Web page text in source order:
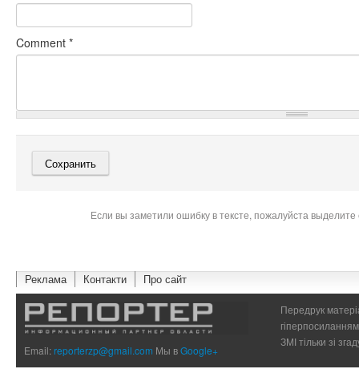
Comment *
Если вы заметили ошибку в тексте, пожалуйста
Реклама Контакти Про сайт
Email:reporterzp@gmail.com Мы вGoogle+
Передрук
ЗМІ тільки зі